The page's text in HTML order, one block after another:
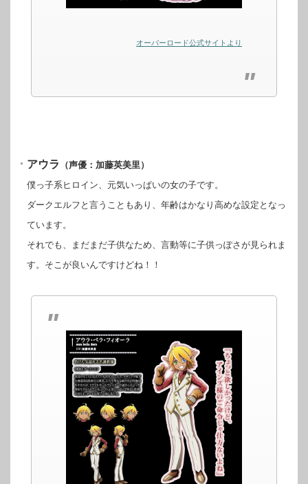
オーバーロード公式サイトより
アウラ
（声優：加藤英美里）
僕っ子系ヒロイン、元気いっぱいの女の子です。
ダークエルフと言うこともあり、年齢はかなり高めな設定となっ
ています。
それでも、まだまだ子供なため、言動等に子供っぽさが見られま
す。そこが良いんですけどね！！